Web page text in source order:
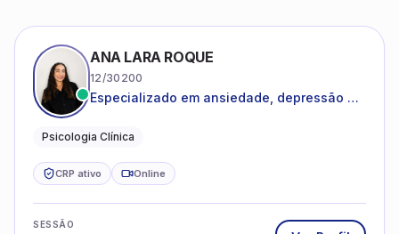
ANA LARA ROQUE
12/30200
Especializado em ansiedade, depressão e
Psicologia Clínica
CRP ativo Online
SESSÃO